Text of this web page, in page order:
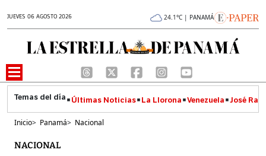
JUEVES 06 AGOSTO 2026 24.1°C | PANAMÁ
Últimas Noticias La Llorona Venezuela José
Inicio> Panamá> Nacional
NACIONAL